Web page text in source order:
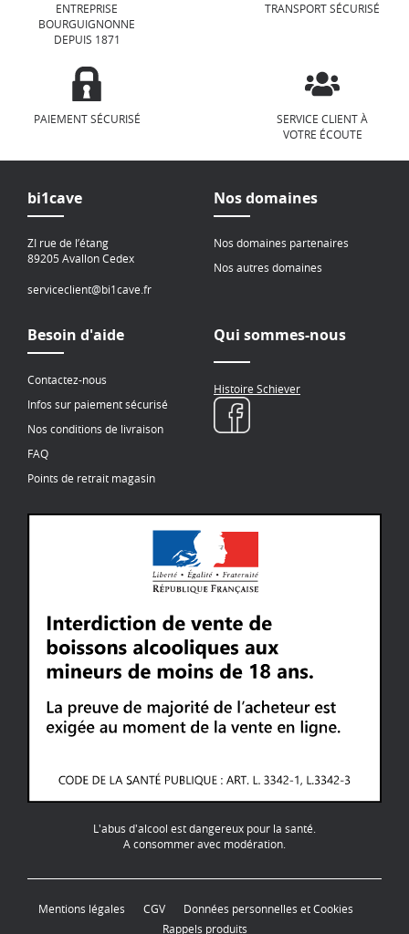
ENTREPRISE
BOURGUIGNONNE
DEPUIS 1871
TRANSPORT SÉCURISÉ
PAIEMENT SÉCURISÉ
SERVICE CLIENT À
VOTRE ÉCOUTE
bi1cave
ZI rue de l’étang
89205 Avallon Cedex
serviceclient@bi1cave.fr
Nos domaines
Nos domaines partenaires
Nos autres domaines
Besoin d'aide
Contactez-nous
Infos sur paiement sécurisé
Nos conditions de livraison
FAQ
Points de retrait magasin
Qui sommes-nous
Histoire Schiever
L'abus d'alcool est dangereux pour la santé.
A consommer avec modération.
Mentions légales CGV
Données personnelles et Cookies
Rappels produits